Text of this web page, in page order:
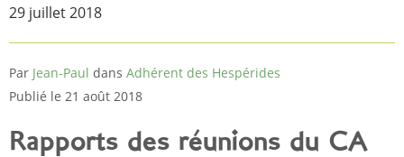
29 juillet 2018
Par Jean-Paul dans Adhérent des Hespérides
Publié le 21 août 2018
Rapports des réunions du CA